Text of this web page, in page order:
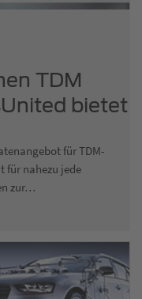
TDM
bietet
für TDM-
für nahezu jede
zur…